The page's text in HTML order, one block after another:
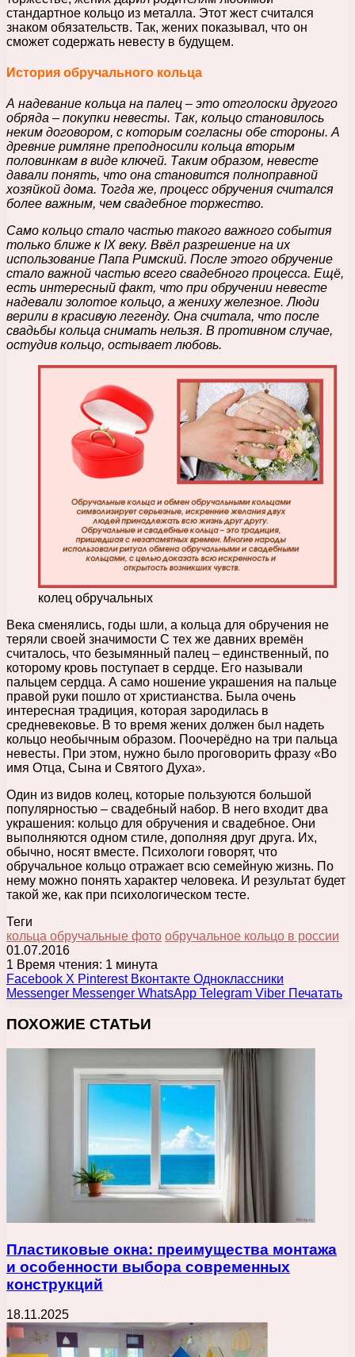
стандартное кольцо из металла. Этот жест считался
знаком обязательств. Так, жених показывал, что он
сможет содержать невесту в будущем.
История обручального кольца
А надевание кольца на палец – это отголоски другого
обряда – покупки невесты. Так, кольцо становилось
неким договором, с которым согласны обе стороны. А
древние римляне преподносили кольца вторым
половинкам в виде ключей. Таким образом, невесте
давали понять, что она становится полноправной
хозяйкой дома. Тогда же, процесс обручения считался
более важным, чем свадебное торжество.
Само кольцо стало частью такого важного события
только ближе к IX веку. Ввёл разрешение на их
использование Папа Римский. После этого обручение
стало важной частью всего свадебного процесса. Ещё,
есть интересный факт, что при обручении невесте
надевали золотое кольцо, а жениху железное. Люди
верили в красивую легенду. Она считала, что после
свадьбы кольца снимать нельзя. В противном случае,
остудив кольцо, остывает любовь.
колец обручальных
Века сменялись, годы шли, а кольца для обручения не
теряли своей значимости С тех же давних времён
считалось, что безымянный палец – единственный, по
которому кровь поступает в сердце. Его называли
пальцем сердца. А само ношение украшения на пальце
правой руки пошло от христианства. Была очень
интересная традиция, которая зародилась в
средневековье. В то время жених должен был надеть
кольцо необычным образом. Поочерёдно на три пальца
невесты. При этом, нужно было проговорить фразу «Во
имя Отца, Сына и Святого Духа».
Один из видов колец, которые пользуются большой
популярностью – свадебный набор. В него входит два
украшения: кольцо для обручения и свадебное. Они
выполняются одном стиле, дополняя друг друга. Их,
обычно, носят вместе. Психологи говорят, что
обручальное кольцо отражает всю семейную жизнь. По
нему можно понять характер человека. И результат будет
такой же, как при психологическом тесте.
Теги
кольца обручальные фото обручальное кольцо в россии
01.07.2016
1 Время чтения: 1 минута
Facebook X Pinterest Вконтакте Одноклассники
Messenger Messenger WhatsApp Telegram Viber Печатать
ПОХОЖИЕ СТАТЬИ
Пластиковые окна: преимущества монтажа
и особенности выбора современных
конструкций
18.11.2025